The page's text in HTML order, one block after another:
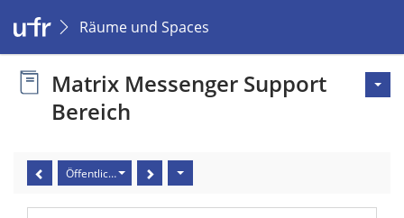
Räume und Spaces
Matrix Messenger Support
Bereich
Öffentlichen Space erstellen